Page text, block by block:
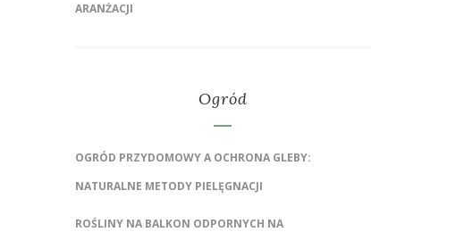
ARANŻACJI
Ogród
OGRÓD PRZYDOMOWY A OCHRONA GLEBY:
NATURALNE METODY PIELĘGNACJI
ROŚLINY NA BALKON ODPORNYCH NA